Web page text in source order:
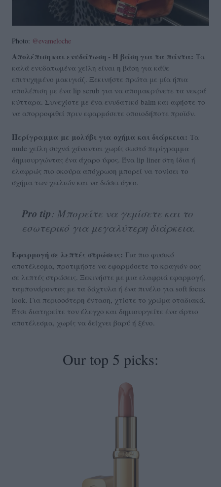
Photo: @evameloche
Απολέπιση και ενυδάτωση - Η βάση για τα πάντα: Τα
καλά ενυδατωμένα χείλη είναι η βάση για κάθε
επιτυχημένο μακιγιάζ. Ξεκινήστε πρώτα με μία ήπια
απολέπιση με ένα lip scrub για να απομακρύνετε τα νεκρά
κύτταρα. Συνεχίστε με ένα ενυδατικό balm και αφήστε το
να απορροφιθεί πριν εφαρμόσετε οποιοδήποτε προϊόν.
Περίγραμμα με μολύβι για σχήμα και διάρκεια: Τα
nude χείλη συχνά χάνονται χωρίς σωστό περίγραμμα
δημιουργώντας ένα άχαρο ύφος. Ένα lip liner στη ίδια ή
ελαφρώς πιο σκούρα απόχρωση μπορεί να τονίσει το
σχήμα των χειλιών και να δώσει όγκο.
Pro tip: Μπορείτε να γεμίσετε και το
εσωτερικό για μεγαλύτερη διάρκεια.
Εφαρμογή σε λεπτές στρώσεις: Για πιο φυσικό
αποτέλεσμα, προτιμήστε να εφαρμόσετε το κραγιόν σας
σε λεπτές στρώσεις. Ξεκινήστε με μια ελαφριά εφαρμογή,
ταμπονάροντας με τα δάχτυλα ή ένα πινέλο για soft focus
look. Για περισσότερη ένταση, χτίστε το χρώμα σταδιακά.
Έτσι διατηρείτε τον έλεγχο και δημιουργείτε ένα άρτιο
αποτέλεσμα, χωρίς να δείχνει βαρύ ή ξένο.
Our top 5 picks: